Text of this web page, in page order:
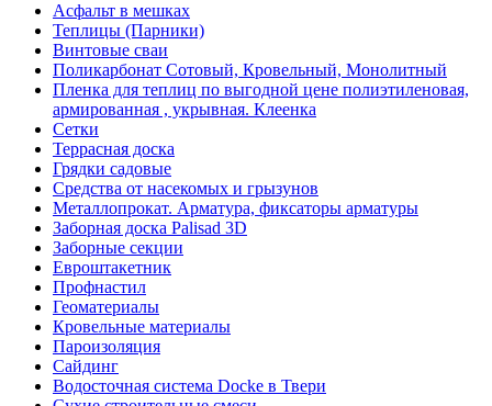
Асфальт в мешках
Теплицы (Парники)
Винтовые сваи
Поликарбонат Сотовый, Кровельный, Монолитный
Пленка для теплиц по выгодной цене полиэтиленовая,
армированная , укрывная. Клеенка
Сетки
Террасная доска
Грядки садовые
Средства от насекомых и грызунов
Металлопрокат. Арматура, фиксаторы арматуры
Заборная доска Palisad 3D
Заборные секции
Евроштакетник
Профнастил
Геоматериалы
Кровельные материалы
Пароизоляция
Сайдинг
Водосточная система Docke в Твери